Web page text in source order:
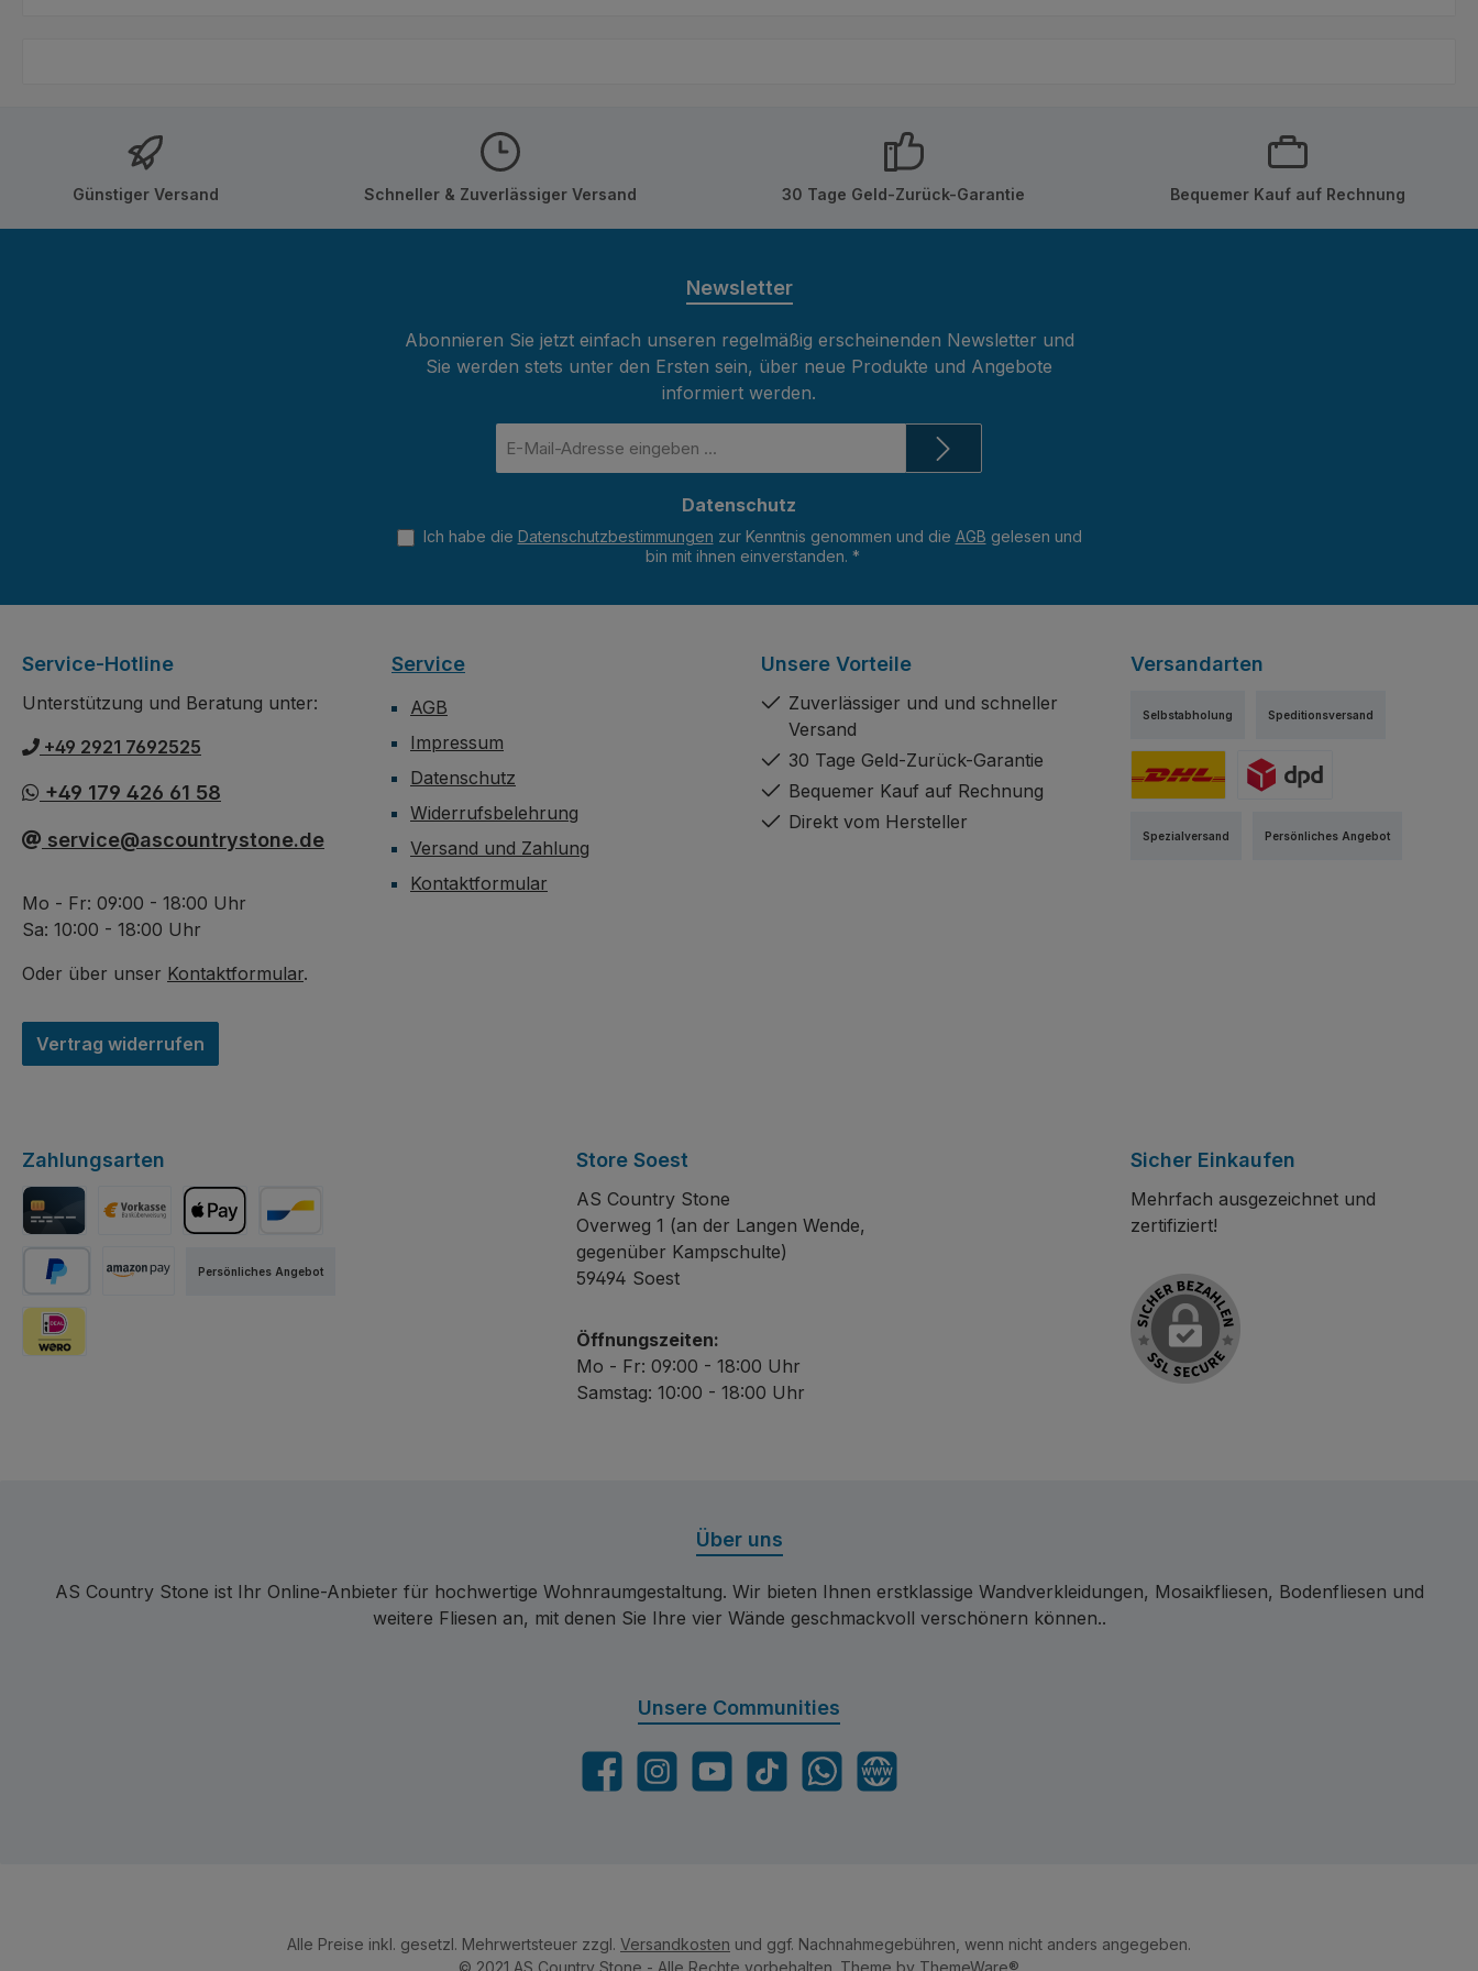
harmonisches Gesamtbild.
Hinweis zur Verwendung im
im Außenbereich müssen die
Styropor-Paneele jährlich
verringern. Trotz
Imprägnierung kann es im
Laufe der Zeit zu einem leichten
Farbverlust kommen. Bitte
beachten: Die Paneele eignen
sich vor allem für kleinere
Projekte im Außenbereich und
Verkleidung von Hausfassaden
Günstiger Versand Schneller & Zuverlässiger Versand 30 Tage Geld-Zurück-Garantie Bequemer Kauf auf Rechnung
Newsletter
Abonnieren Sie jetzt einfach unseren regelmäßig erscheinenden Newsletter und
Sie werden stets unter den Ersten sein, über neue Produkte und Angebote
informiert werden.
Mail-
Datenschutz
Ich habe die Datenschutzbestimmungen zur Kenntnis genommen und die AGB gelesen und
bin mit ihnen einverstanden. *
Service-Hotline
Unterstützung und Beratung unter:
+49 2921 7692525
+49 179 426 61 58
service@ascountrystone.de
Mo - Fr: 09:00 - 18:00 Uhr
Sa: 10:00 - 18:00 Uhr
Oder über unser Kontaktformular.
Vertrag widerrufen
Service
AGB
Impressum
Datenschutz
Widerrufsbelehrung
Versand und Zahlung
Kontaktformular
Unsere Vorteile
Zuverlässiger und und schneller
Versand
30 Tage Geld-Zurück-Garantie
Bequemer Kauf auf Rechnung
Direkt vom Hersteller
Versandarten
Speditionsversand
Spezialversand Persönliches Angebot
Selbstabholung
Zahlungsarten
PayPal
Persönliches Angebot
Store Soest
AS Country Stone
Overweg 1 (an der Langen Wende,
gegenüber Kampschulte)
59494 Soest
Öffnungszeiten:
Mo - Fr: 09:00 - 18:00 Uhr
Samstag: 10:00 - 18:00 Uhr
Sicher Einkaufen
Mehrfach ausgezeichnet und
zertifiziert!
Über uns
AS Country Stone ist Ihr Online-Anbieter für hochwertige Wohnraumgestaltung. Wir bieten Ihnen erstklassige Wandverkleidungen, Mosaikfliesen, Bodenfliesen und
weitere Fliesen an, mit denen Sie Ihre vier Wände geschmackvoll verschönern können..
Unsere Communities
FacebookInstagramYouTubeTikTok WhatsApp
Website
Alle Preise inkl. gesetzl. Mehrwertsteuer zzgl. Versandkosten und ggf. Nachnahmegebühren, wenn nicht anders angegeben.
© 2021 AS Country Stone - Alle Rechte vorbehalten. Theme by ThemeWare®